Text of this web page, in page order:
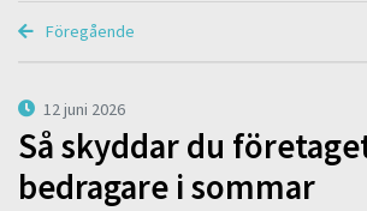
Föregående
12 juni 2026
Så skyddar du
bedragare i sommar